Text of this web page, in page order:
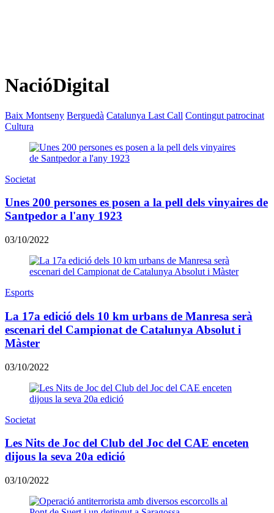
NacióDigital
Baix Montseny Berguedà Catalunya Last Call Contingut patrocinat
Cultura
Societat
Unes 200 persones es posen a la pell dels vinyaires de
Santpedor a l'any 1923
03/10/2022
Esports
La 17a edició dels 10 km urbans de Manresa serà
escenari del Campionat de Catalunya Absolut i
Màster
03/10/2022
Societat
Les Nits de Joc del Club del Joc del CAE enceten
dijous la seva 20a edició
03/10/2022